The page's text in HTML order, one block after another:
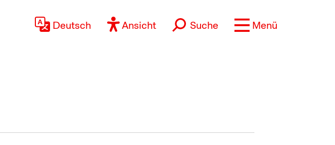
Deutsch Ansicht Suche Menü